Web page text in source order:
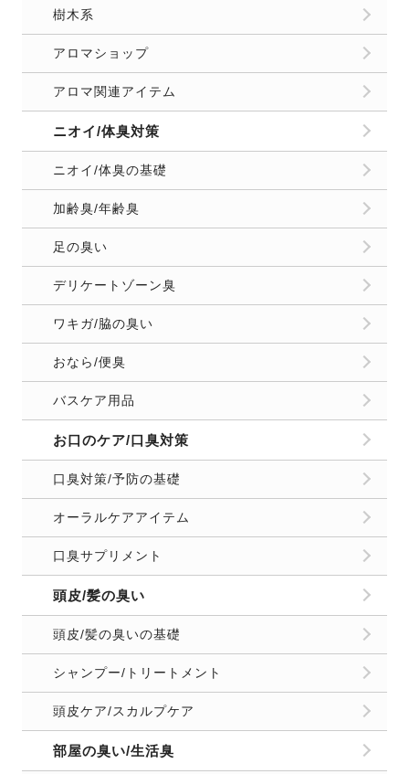
樹木系
アロマショップ
アロマ関連アイテム
ニオイ/体臭対策
ニオイ/体臭の基礎
加齢臭/年齢臭
足の臭い
デリケートゾーン臭
ワキガ/脇の臭い
おなら/便臭
バスケア用品
お口のケア/口臭対策
口臭対策/予防の基礎
オーラルケアアイテム
口臭サプリメント
頭皮/髪の臭い
頭皮/髪の臭いの基礎
シャンプー/トリートメント
頭皮ケア/スカルプケア
部屋の臭い/生活臭